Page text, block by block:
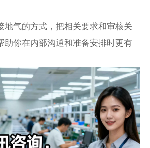
地气的方式，把相关要求和审核关
助你在内部沟通和准备安排时更有